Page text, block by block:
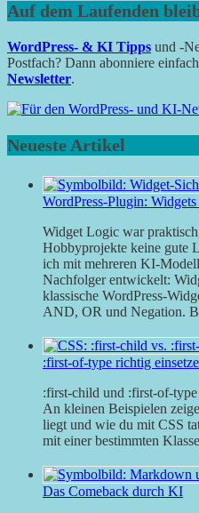
Auf dem Laufenden
WordPress- & KI Tipps und -
Postfach? Dann abonniere
Newsletter.
Neueste Artikel
WordPress-Plugin:
Widget Logic war
Hobbyprojekte keine gute
ich mit mehreren KI-
Nachfolger entwickelt:
klassische WordPress-
AND, OR und Negation.
:first-of-type richtig
:first-child und :first-of-
An kleinen Beispielen
liegt und wie du mit CSS
mit einer bestimmten
Das Comeback durch KI